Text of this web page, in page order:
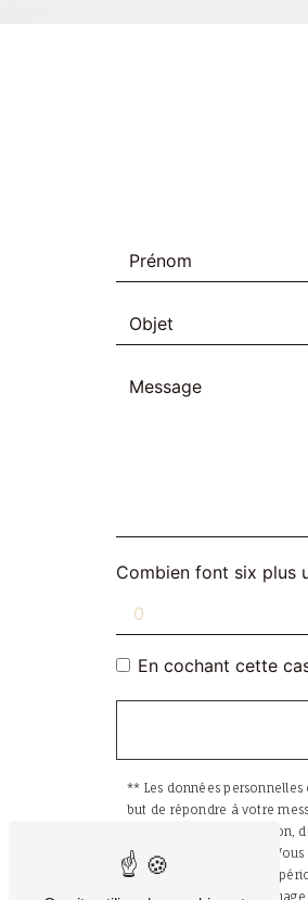
Combien font six plus
En cochant cette
** Les données
but de répondre à votre
de limitation, d’opposition,
données post-mortem.
vos données pendant la
d'opposition au